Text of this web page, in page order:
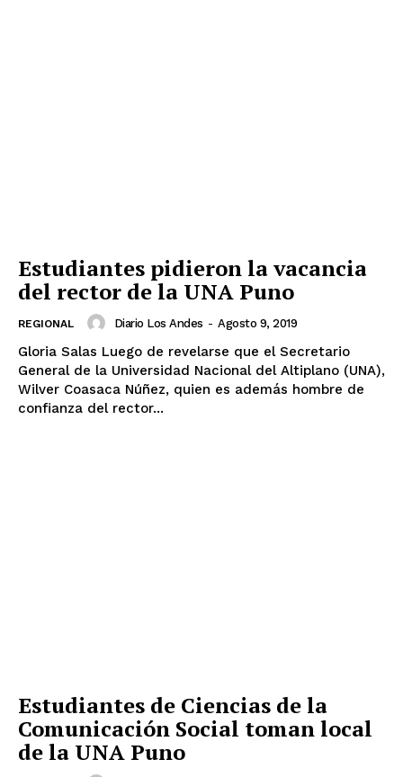
Estudiantes pidieron la vacancia
del rector de la UNA Puno
REGIONAL Diario Los Andes - Agosto 9, 2019
Gloria Salas Luego de revelarse que el Secretario
General de la Universidad Nacional del Altiplano (UNA),
Wilver Coasaca Núñez, quien es además hombre de
confianza del rector...
Estudiantes de Ciencias de la
Comunicación Social toman local
de la UNA Puno